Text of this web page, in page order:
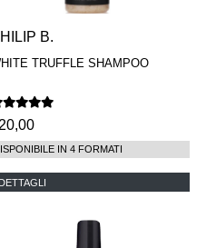
B.
TRUFFLE SHAMPOO
IN 4 FORMATI
DETTAGLI